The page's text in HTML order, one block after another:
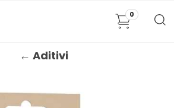
0
← Aditivi